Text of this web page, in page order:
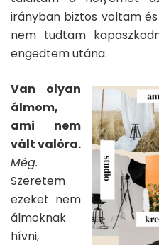
irányban biztos voltam
nem tudtam
engedtem utána.
Van olyan
álmom,
ami nem
vált valóra.
Még.
Szeretem
ezeket nem
álmoknak
hívni,